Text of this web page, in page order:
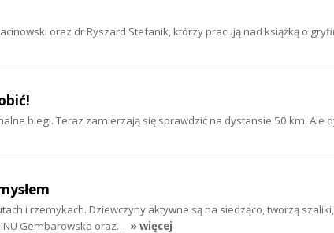
oraz dr Ryszard Stefanik, którzy pracują nad książką o
biegi. Teraz zamierzają się sprawdzić na dystansie 50 km. Ale
i rzemykach. Dziewczyny aktywne są na siedząco, tworzą
Gembarowska oraz… » więcej